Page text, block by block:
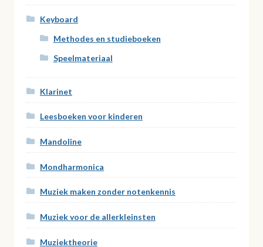
Keyboard
Methodes en studieboeken
Speelmateriaal
Klarinet
Leesboeken voor kinderen
Mandoline
Mondharmonica
Muziek maken zonder notenkennis
Muziek voor de allerkleinsten
Muziektheorie